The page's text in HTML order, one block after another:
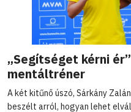
„Segítséget kérni
mentáltréner
A két kitűnő úszó, Sárkány
beszélt arról, hogyan lehet